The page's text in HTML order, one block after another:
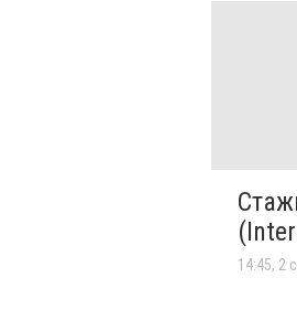
14:45, 2